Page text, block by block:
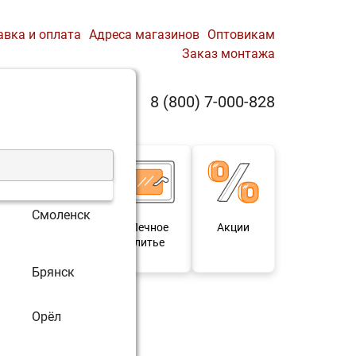
Смоленск
Брянск
Орёл
и оплата Адреса магазинов Оптовикам
Заказ монтажа
8 (800) 7-000-828
Печное
литье
Акции